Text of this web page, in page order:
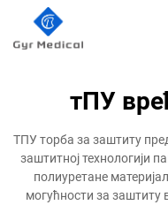
тПУ
ТПУ торба за заштиту
заштитној технологији
полиуретане
могућности за